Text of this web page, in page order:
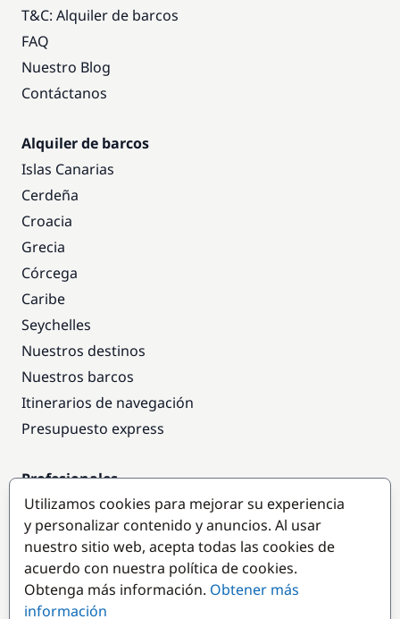
T&C: Alquiler de barcos
FAQ
Nuestro Blog
Contáctanos
Alquiler de barcos
Islas Canarias
Cerdeña
Croacia
Grecia
Córcega
Caribe
Seychelles
Nuestros destinos
Nuestros barcos
Itinerarios de navegación
Presupuesto express
Profesionales
Acceso empresas
Colaborar como empresa
Destinos populares
Utilizamos cookies para mejorar su experiencia
y personalizar contenido y anuncios. Al usar
nuestro sitio web, acepta todas las cookies de
acuerdo con nuestra política de cookies.
Obtenga más información. Obtener más
información